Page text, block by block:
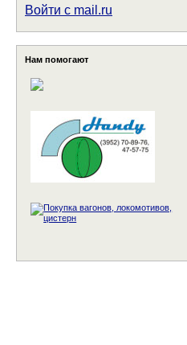
Войти с mail.ru
Нам помогают